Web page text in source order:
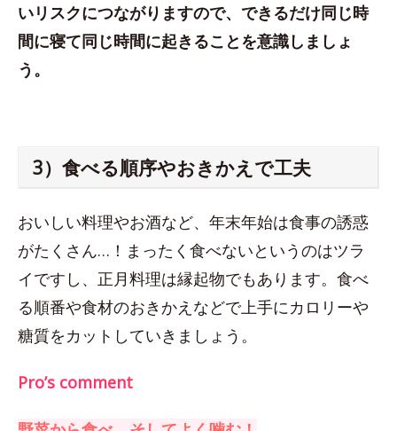
いリスクにつながりますので、できるだけ同じ時
間に寝て同じ時間に起きることを意識しましょ
う。
3）食べる順序やおきかえで工夫
おいしい料理やお酒など、年末年始は食事の誘惑
がたくさん…！まったく食べないというのはツラ
イですし、正月料理は縁起物でもあります。食べ
る順番や食材のおきかえなどで上手にカロリーや
糖質をカットしていきましょう。
Pro’s comment